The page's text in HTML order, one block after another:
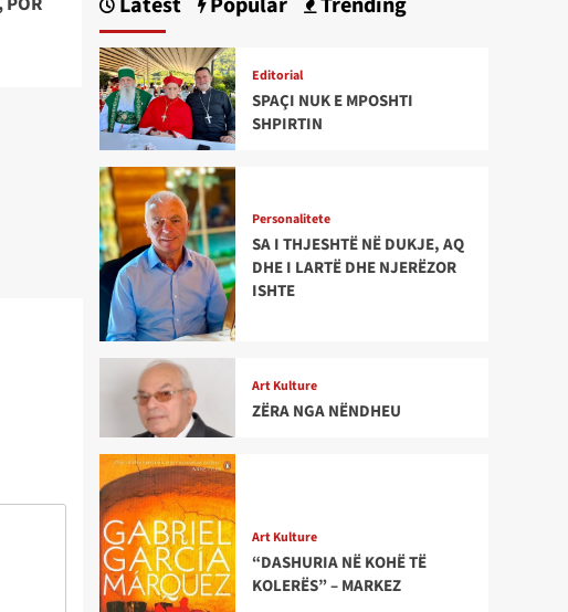
Editorial
SPAÇI NUK E MPOSHTI
SHPIRTIN
Personalitete
SA I THJESHTË NË DUKJE, AQ
DHE I LARTË DHE NJERËZOR
ISHTE
Art Kulture
ZËRA NGA NËNDHEU
Art Kulture
“DASHURIA NË KOHË TË
KOLERËS” – MARKEZ